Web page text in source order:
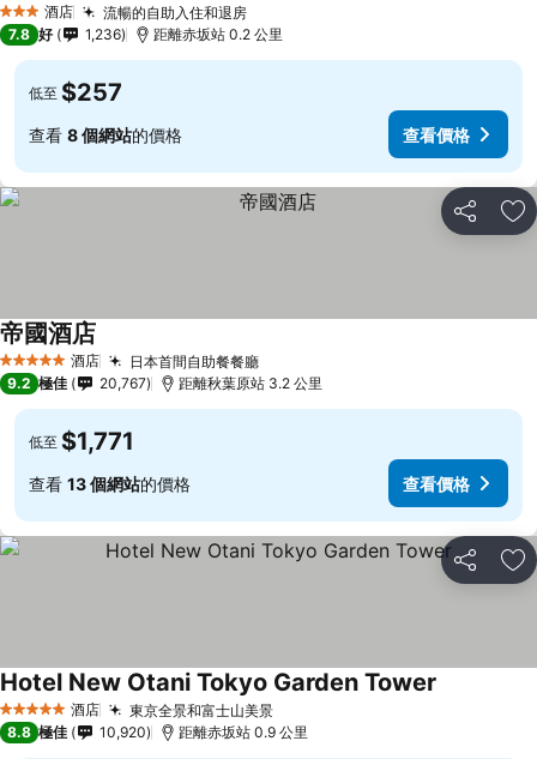
3 星級 酒店 流暢的自助入住和退房查看價格
7.8 好 1,236 距離赤坂站 0.2 公里
低至 $257
查看 8 個網站的價格 查看價格
分享 放
5 星級 酒店 日本首間自助餐餐廳查看價格
帝國酒店
9.2 極佳 20,767 距離秋葉原站 3.2 公里
低至 $1,771
查看 13 個網站的價格 查看價格
分享 放
5 星級 酒店 東京全景和富士山美景查看價格
Hotel New Otani Tokyo Garden Tower
8.8 極佳 10,920 距離赤坂站 0.9 公里